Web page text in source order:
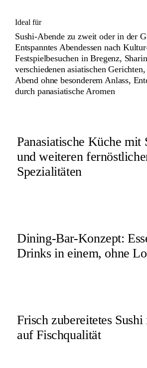
Ideal für
Sushi-Abende zu zweit oder in der
Entspanntes Abendessen nach
Festspielbesuchen in Bregenz,
verschiedenen asiatischen
Abend ohne besonderem Anlass,
durch panasiatische Aromen
Panasiatische Küche mit
und weiteren
Spezialitäten
Dining-Bar-Konzept:
Drinks in einem, ohne
Frisch zubereitetes
auf Fischqualität